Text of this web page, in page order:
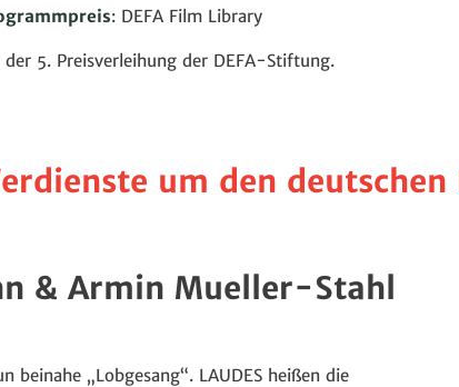
: DEFA Film Library
der 5. Preisverleihung der DEFA-Stiftung.
um den deutschen
& Armin Mueller-Stahl
beinahe „Lobgesang“. LAUDES heißen die